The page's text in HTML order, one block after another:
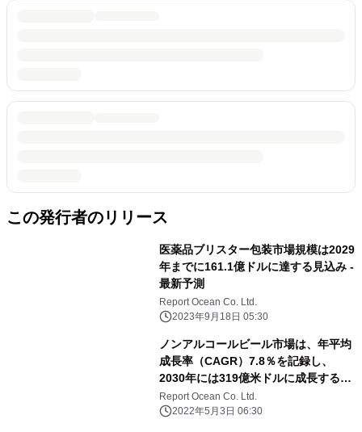
この発行者のリリース
医薬品ブリスター包装市場規模は2029
年までに161.1億ドルに達する見込み -
最新予測
Report Ocean Co. Ltd.
2023年9月18日 05:30
ノンアルコールビール市場は、年平均
成長率（CAGR）7.8％を記録し、
2030年には319億米ドルに成長すると
予測される
Report Ocean Co. Ltd.
2022年5月3日 06:30